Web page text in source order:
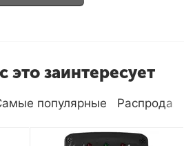
заинтересует
популярные